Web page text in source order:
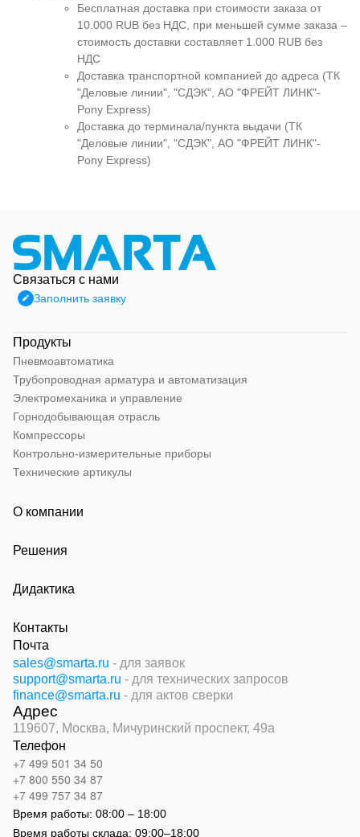
Бесплатная доставка при стоимости заказа от
10.000 RUB без НДС, при меньшей сумме заказа –
стоимость доставки составляет 1.000 RUB без
НДС
Доставка транспортной компанией до адреса (ТК
"Деловые линии", "СДЭК", АО "ФРЕЙТ ЛИНК"-
Pony Express)
Доставка до терминала/пункта выдачи (ТК
"Деловые линии", "СДЭК", АО "ФРЕЙТ ЛИНК"-
Pony Express)
Связаться с нами
Заполнить заявку
Продукты
Пневмоавтоматика
Трубопроводная арматура и автоматизация
Электромеханика и управление
Горнодобывающая отрасль
Компрессоры
Контрольно-измерительные приборы
Технические артикулы
О компании
Решения
Дидактика
Контакты
Почта
sales@smarta.ru - для заявок
support@smarta.ru - для технических запросов
finance@smarta.ru - для актов сверки
Адрес
119607, Москва, Мичуринский проспект, 49а
Телефон
+7 499 501 34 50
+7 800 550 34 87
+7 499 757 34 87
Время работы: 08:00 – 18:00
Время работы склада: 09:00–18:00